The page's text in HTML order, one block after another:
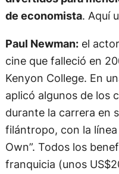
de economista. Aquí
Paul Newman:el
cine que falleció en
Kenyon College. En
aplicó algunos de los
durante la carrera en
filántropo, con la línea
Own”. Todos los
franquicia (unos